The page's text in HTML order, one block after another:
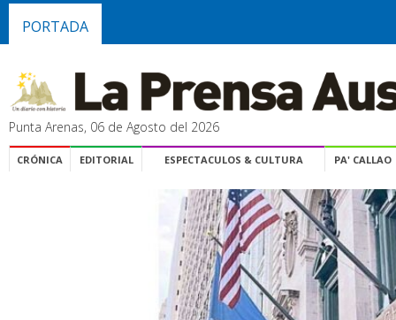
PORTADA
Punta Arenas, 06 de Agosto del 2026
CRÓNICA EDITORIAL ESPECTACULOS & CULTURA PA' CALLAO